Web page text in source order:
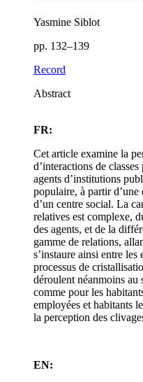
Yasmine Siblot
pp. 132–139
Record
Abstract
FR:
Cet article examine la
d’interactions de
agents d’institutions
populaire, à partir d’une
d’un centre social. La
relatives est complexe,
des agents, et de la
gamme de relations,
s’instaure ainsi entre
processus de
déroulent néanmoins au
comme pour les
employées et habitants
la perception des
EN: